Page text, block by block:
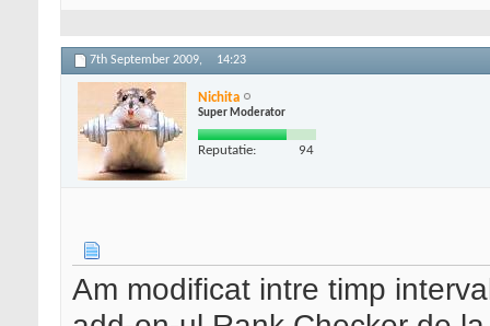
7th September 2009, 14:23
Nichita
Super Moderator
Reputatie: 94
Am modificat intre timp